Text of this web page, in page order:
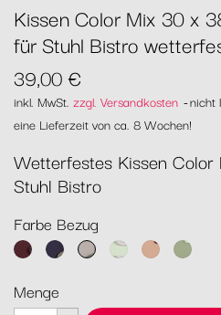
Kissen Color Mix 30 x
für Stuhl Bistro
39,00 €
inkl. MwSt. zzgl. Versandkosten nicht
eine Lieferzeit von ca. 8 Wochen!
Wetterfestes Kissen
Stuhl Bistro
Farbe Bezug
WeinrotNachtblau
CremeMinzeAprikose
Menge